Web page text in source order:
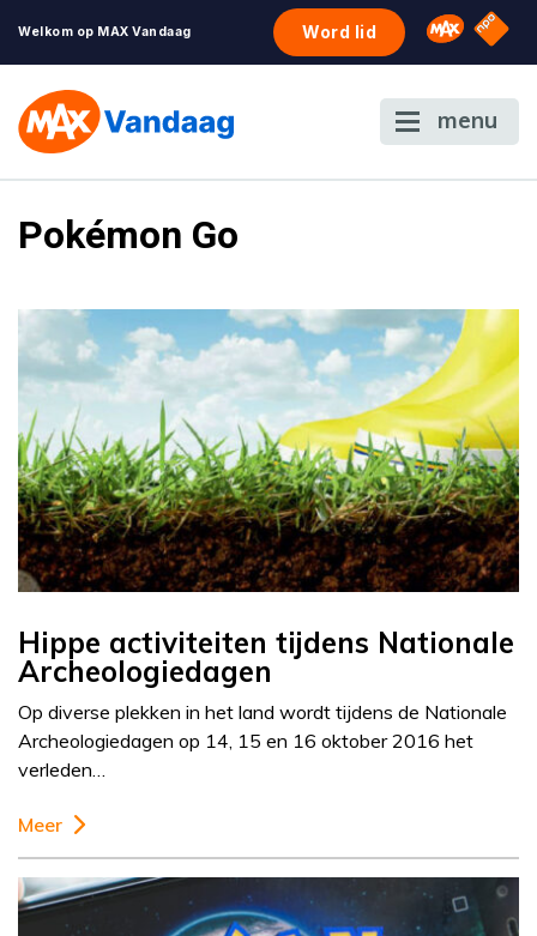
Welkom op MAX Vandaag Word lid Omroep
NPO
menu
Pokémon Go
Hippe activiteiten tijdens Nationale
Archeologiedagen
Op diverse plekken in het land wordt tijdens de Nationale
Archeologiedagen op 14, 15 en 16 oktober 2016 het
verleden…
Meer